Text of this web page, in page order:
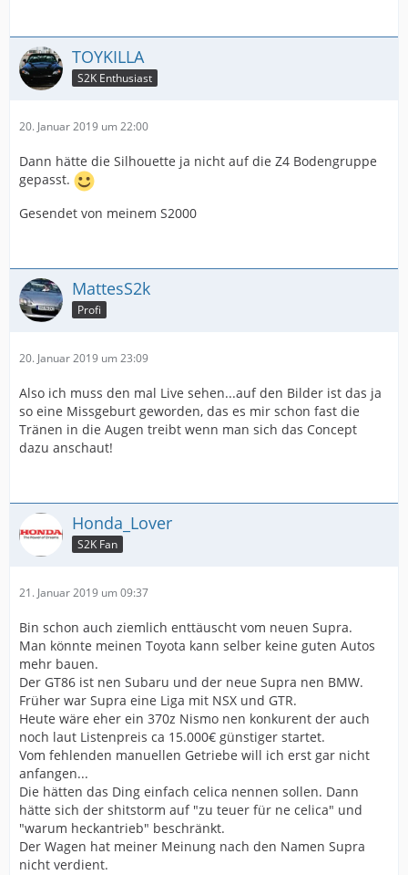
TOYKILLA
S2K Enthusiast
20. Januar 2019 um 22:00
Dann hätte die Silhouette ja nicht auf die Z4 Bodengruppe
gepasst.
Gesendet von meinem S2000
MattesS2k
Profi
20. Januar 2019 um 23:09
Also ich muss den mal Live sehen...auf den Bilder ist das ja
so eine Missgeburt geworden, das es mir schon fast die
Tränen in die Augen treibt wenn man sich das Concept
dazu anschaut!
Honda_Lover
S2K Fan
21. Januar 2019 um 09:37
Bin schon auch ziemlich enttäuscht vom neuen Supra.
Man könnte meinen Toyota kann selber keine guten Autos
mehr bauen.
Der GT86 ist nen Subaru und der neue Supra nen BMW.
Früher war Supra eine Liga mit NSX und GTR.
Heute wäre eher ein 370z Nismo nen konkurent der auch
noch laut Listenpreis ca 15.000€ günstiger startet.
Vom fehlenden manuellen Getriebe will ich erst gar nicht
anfangen...
Die hätten das Ding einfach celica nennen sollen. Dann
hätte sich der shitstorm auf "zu teuer für ne celica" und
"warum heckantrieb" beschränkt.
Der Wagen hat meiner Meinung nach den Namen Supra
nicht verdient.